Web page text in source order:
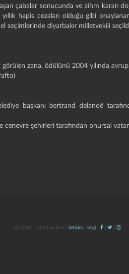
çabalar sonucunda ve aihm kararı
hapis cezaları olduğu gibi
seçimlerinde diyarbakır milletvekili
görülen zana, ödülünü 2004 yılında
başkanı bertrand delanoë
cenevre şehirleri tarafından onursal
© 2016 - 2024 kulzos | iletişim bilgi